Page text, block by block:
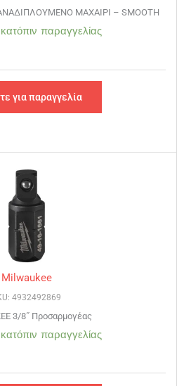
ΑΝΑΔΙΠΛΟΥΜΕΝΟ ΜΑΧΑΙΡΙ – SMOOTH
παραγγελίας
για παραγγελία
Milwaukee
4932492869
3/8˝ Προσαρμογέας
παραγγελίας